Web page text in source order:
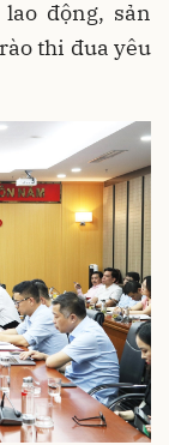
động, sản
thi đua yêu